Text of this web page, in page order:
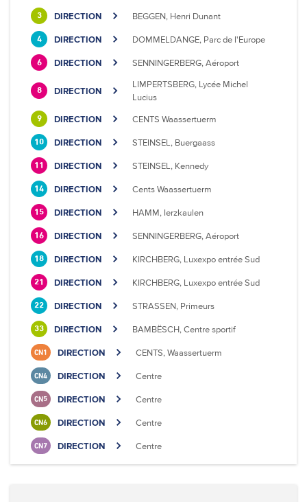
3 DIRECTION BEGGEN, Henri Dunant
4 DIRECTION DOMMELDANGE, Parc de l'Europe
6 DIRECTION SENNINGERBERG, Aéroport
8 DIRECTION
LIMPERTSBERG, Lycée Michel
Lucius
9 DIRECTION CENTS Waassertuerm
10 DIRECTION STEINSEL, Buergaass
11 DIRECTION STEINSEL, Kennedy
14 DIRECTION Cents Waassertuerm
15 DIRECTION HAMM, Ierzkaulen
16 DIRECTION SENNINGERBERG, Aéroport
18 DIRECTION KIRCHBERG, Luxexpo entrée Sud
21 DIRECTION KIRCHBERG, Luxexpo entrée Sud
22 DIRECTION STRASSEN, Primeurs
33 DIRECTION BAMBËSCH, Centre sportif
CN1 DIRECTION CENTS, Waassertuerm
CN4 DIRECTION Centre
CN5 DIRECTION Centre
CN6 DIRECTION Centre
CN7 DIRECTION Centre